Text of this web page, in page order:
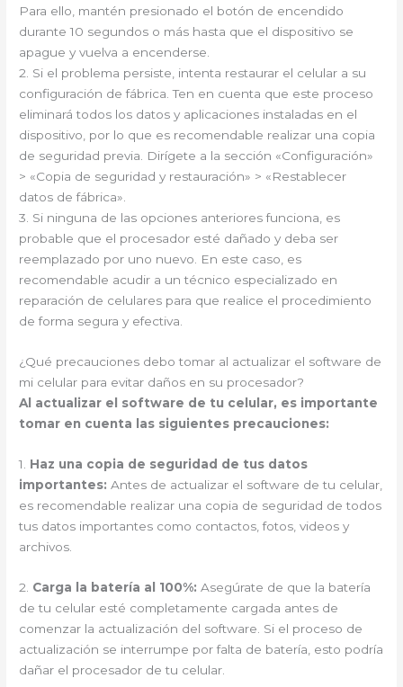
Para ello, mantén presionado el botón de encendido
durante 10 segundos o más hasta que el dispositivo se
apague y vuelva a encenderse.
2. Si el problema persiste, intenta restaurar el celular a su
configuración de fábrica. Ten en cuenta que este proceso
eliminará todos los datos y aplicaciones instaladas en el
dispositivo, por lo que es recomendable realizar una copia
de seguridad previa. Dirígete a la sección «Configuración»
> «Copia de seguridad y restauración» > «Restablecer
datos de fábrica».
3. Si ninguna de las opciones anteriores funciona, es
probable que el procesador esté dañado y deba ser
reemplazado por uno nuevo. En este caso, es
recomendable acudir a un técnico especializado en
reparación de celulares para que realice el procedimiento
de forma segura y efectiva.
¿Qué precauciones debo tomar al actualizar el software de
mi celular para evitar daños en su procesador?
Al actualizar el software de tu celular, es importante
tomar en cuenta las siguientes precauciones:
1. Haz una copia de seguridad de tus datos
importantes: Antes de actualizar el software de tu celular,
es recomendable realizar una copia de seguridad de todos
tus datos importantes como contactos, fotos, videos y
archivos.
2. Carga la batería al 100%: Asegúrate de que la batería
de tu celular esté completamente cargada antes de
comenzar la actualización del software. Si el proceso de
actualización se interrumpe por falta de batería, esto podría
dañar el procesador de tu celular.